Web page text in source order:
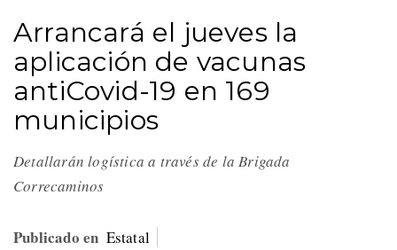
Arrancará el jueves la
aplicación de vacunas
antiCovid-19 en 169
municipios
Detallarán logística a través de la Brigada
Correcaminos
Publicado en Estatal